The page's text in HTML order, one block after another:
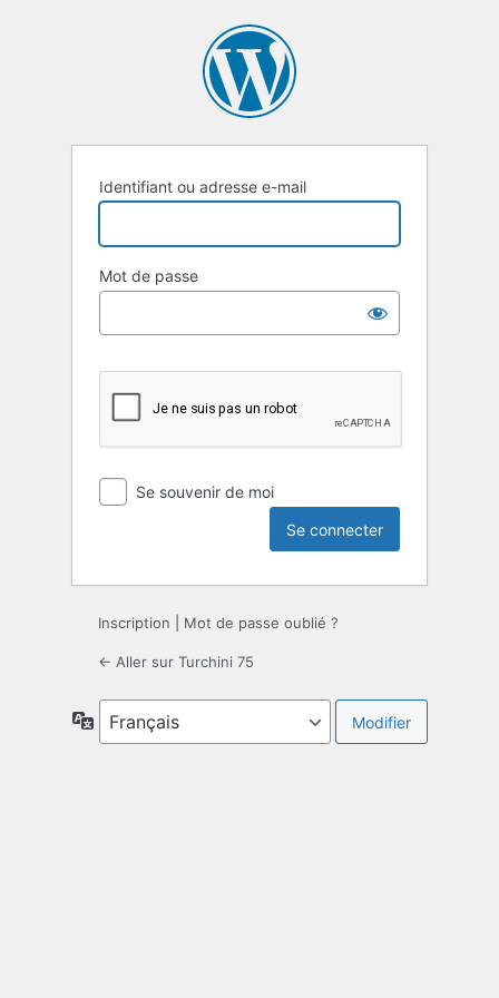
Identifiant ou adresse e-mail
Mot de passe
Se souvenir de moi
Inscription Mot de passe oublié ?
← Aller sur Turchini 75
Langue